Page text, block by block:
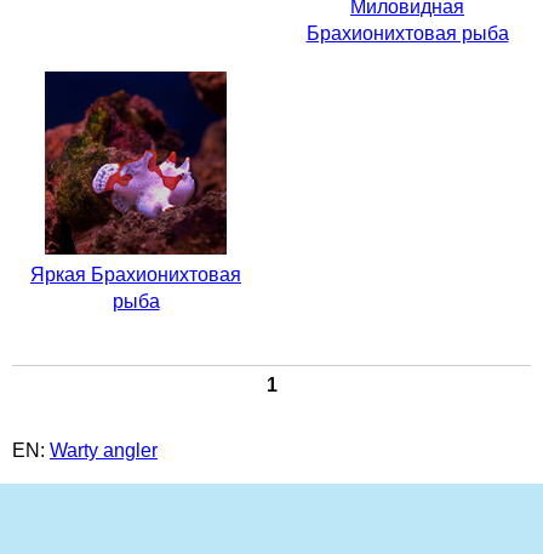
Миловидная
Брахионихтовая рыба
Яркая Брахионихтовая
рыба
1
EN: Warty angler